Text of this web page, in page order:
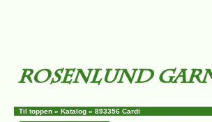
Til toppen » Katalog » 893356 Cardi